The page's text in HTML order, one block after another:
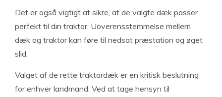
Det er også vigtigt at sikre, at de valgte dæk passer
perfekt til din traktor. Uoverensstemmelse mellem
dæk og traktor kan føre til nedsat præstation og øget
slid.
Valget af de rette traktordæk er en kritisk beslutning
for enhver landmand. Ved at tage hensyn til